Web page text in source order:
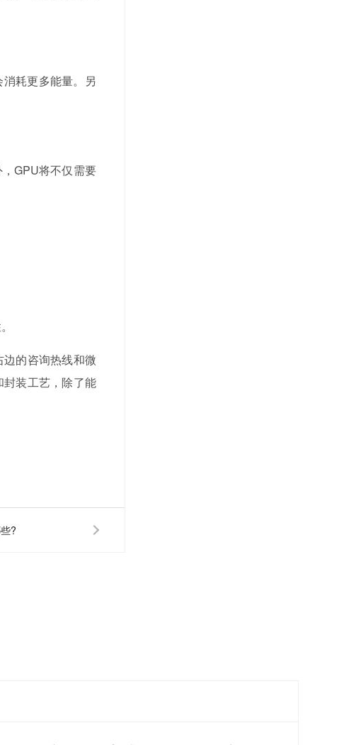
耗更多能量。另
GPU将不仅需要
的咨询热线和微
装工艺，除了能
?